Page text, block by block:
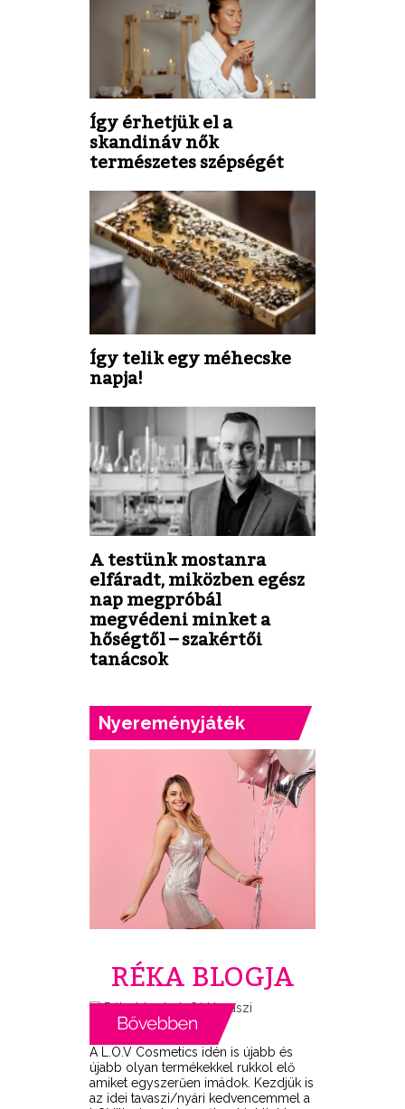
Így érhetjük el a
skandináv nők
természetes szépségét
Így telik egy méhecske
napja!
A testünk mostanra
elfáradt, miközben egész
nap megpróbál
megvédeni minket a
hőségtől – szakértői
tanácsok
Nyereményjáték
RÉKA BLOGJA
A L.O.V Cosmetics idén is újabb és
újabb olyan termékekkel rukkol elő
amiket egyszerűen imádok. Kezdjük is
az idei tavaszi/nyári kedvencemmel a